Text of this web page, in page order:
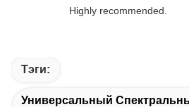
Highly recommended.
Тэги:
Универсальный